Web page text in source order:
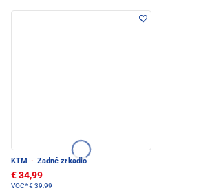
KTM · Zadné zrkadlo
€ 34,99
VOC*€ 39,99